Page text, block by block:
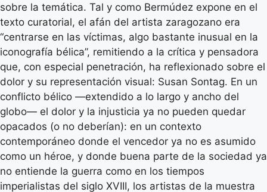
sobre la temática. Tal y como Bermúdez expone en el
texto curatorial, el afán del artista zaragozano era
“centrarse en las víctimas, algo bastante inusual en la
iconografía bélica”, remitiendo a la crítica y pensadora
que, con especial penetración, ha reflexionado sobre el
dolor y su representación visual: Susan Sontag. En un
conflicto bélico —extendido a lo largo y ancho del
globo— el dolor y la injusticia ya no pueden quedar
opacados (o no deberían): en un contexto
contemporáneo donde el vencedor ya no es asumido
como un héroe, y donde buena parte de la sociedad ya
no entiende la guerra como en los tiempos
imperialistas del siglo XVIII, los artistas de la muestra